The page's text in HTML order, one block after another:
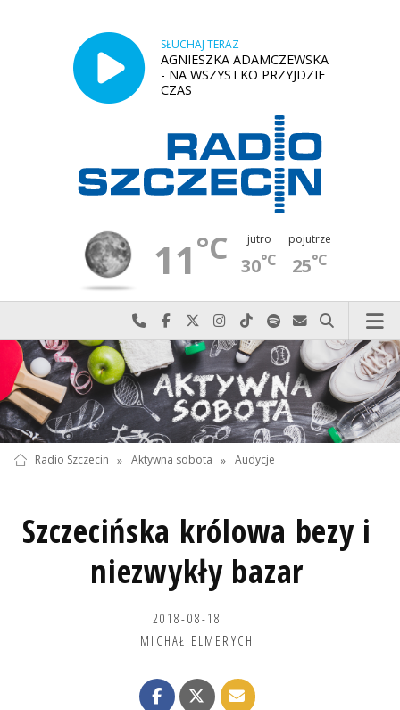
SŁUCHAJ TERAZ
AGNIESZKA ADAMCZEWSKA
- NA WSZYSTKO PRZYJDZIE
CZAS
11°C jutro
30°C
pojutrze
25°C
Najlepiej po prostu do nas zadzwoń
Odwiedź nas na Facebook-u
Odwiedź nas na X
Odwiedź nas na Instagram-ie
Odwiedź nas na TikTok-u
Szukaj nas na Spotify
Wyślij do nas
Szukaj
Radio Szczecin » Aktywna sobota » Audycje
Szczecińska królowa bezy i
niezwykły bazar
2018-08-18
MICHAŁ ELMERYCH